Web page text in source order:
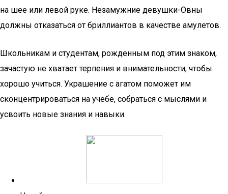
на шее или левой руке. Незамужние девушки-Овны
должны отказаться от бриллиантов в качестве амулетов.
Школьникам и студентам, рожденным под этим знаком,
зачастую не хватает терпения и внимательности, чтобы
хорошо учиться. Украшение с агатом поможет им
сконцентрироваться на учебе, собраться с мыслями и
усвоить новые знания и навыки.